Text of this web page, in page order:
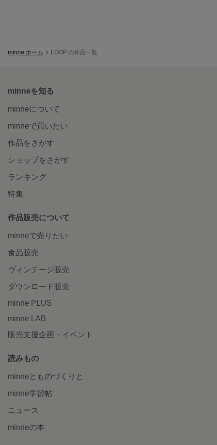
minne ホーム LOOP の作品一覧
minneを知る
minneについて
minneで買いたい
作品をさがす
ショップをさがす
ランキング
特集
作品販売について
minneで売りたい
食品販売
ヴィンテージ販売
ダウンロード販売
minne PLUS
minne LAB
販売支援企画・イベント
読みもの
minneとものづくりと
minne学習帖
ニュース
minneの本